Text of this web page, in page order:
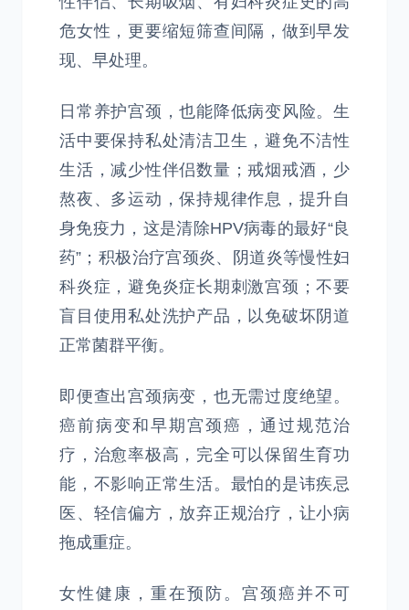
危女性，更要缩短筛查间隔，做到早发
现、早处理。
日常养护宫颈，也能降低病变风险。生
活中要保持私处清洁卫生，避免不洁性
生活，减少性伴侣数量；戒烟戒酒，少
熬夜、多运动，保持规律作息，提升自
身免疫力，这是清除HPV病毒的最好“良
药”；积极治疗宫颈炎、阴道炎等慢性妇
科炎症，避免炎症长期刺激宫颈；不要
盲目使用私处洗护产品，以免破坏阴道
正常菌群平衡。
即便查出宫颈病变，也无需过度绝望。
癌前病变和早期宫颈癌，通过规范治
疗，治愈率极高，完全可以保留生育功
能，不影响正常生活。最怕的是讳疾忌
医、轻信偏方，放弃正规治疗，让小病
拖成重症。
女性健康，重在预防。宫颈癌并不可